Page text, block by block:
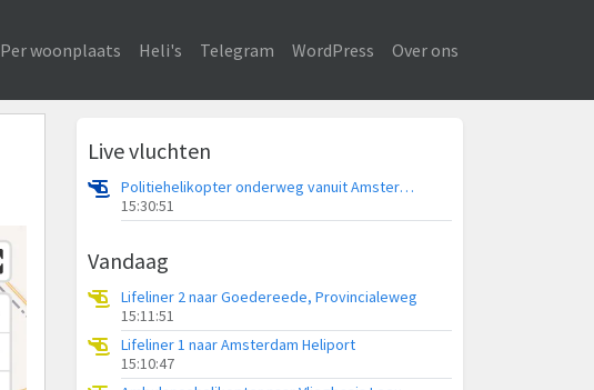
Per woonplaats Heli's Telegram WordPress Over ons
Live vluchten
Politiehelikopter onderweg vanuit Amsterdam Vliegveld Schiphol
15:30:51
Vandaag
Lifeliner 2 naar Goedereede, Provincialeweg
15:11:51
Lifeliner 1 naar Amsterdam Heliport
15:10:47